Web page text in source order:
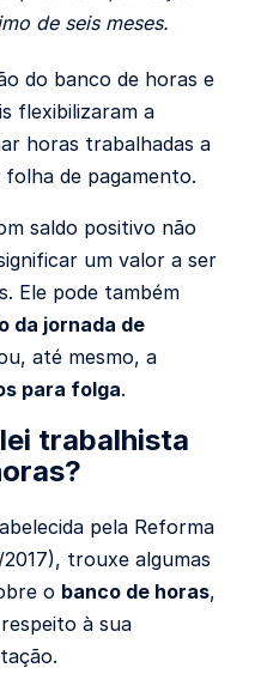
de seis meses.
do banco de horas e
flexibilizaram a
horas trabalhadas a
de pagamento.
saldo positivo não
um valor a ser
Ele pode também
da jornada de
até mesmo, a
para folga.
trabalhista
pela Reforma
trouxe algumas
o banco de horas,
à sua